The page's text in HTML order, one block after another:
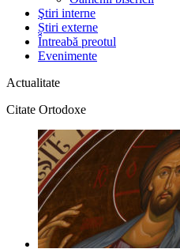
Ştiri interne
Știri externe
Întreabă preotul
Evenimente
Actualitate
Citate Ortodoxe